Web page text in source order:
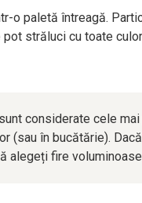
o paletă întreagă.
pot străluci cu toate
considerate cele
(sau în bucătărie).
alegeți fire